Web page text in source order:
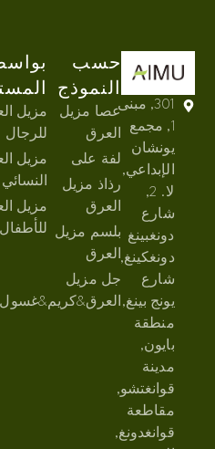
301, مبنى
1, مجمع
يونشان
الإبداعي,
لا. 2,
شارع
دونغبينغ
دونغكينغ,
شارع
يونج بينغ,
منطقة
بايون,
مدينة
قوانغتشو,
مقاطعة
قوانغدونغ,
حسب
النموذج
عصا مزيل
العرق
لفة على
رذاذ مزيل
العرق
بلسم مزيل
العرق
جل مزيل
العرق&كريم&غسول
مزيل
للرجال
مزيل
النسائي
مزيل
للأطفال